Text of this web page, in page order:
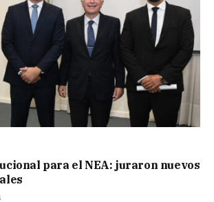
para el NEA: juraron nuevos